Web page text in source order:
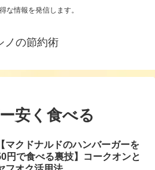
な情報を発信します。
ノの節約術
安く食べる
【マクドナルドのハンバーガーを
円で食べる裏技】コークオンと